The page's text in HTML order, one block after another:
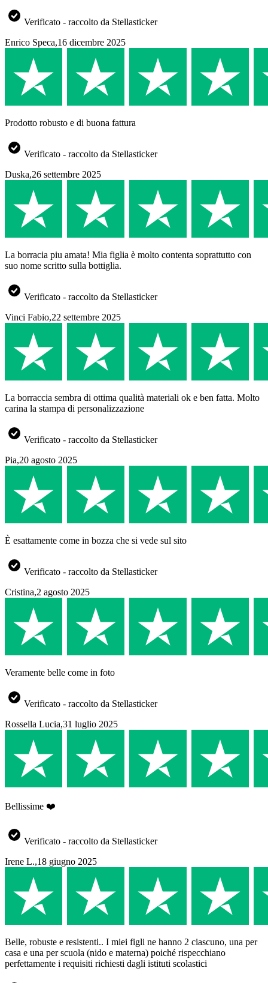
Verificato - raccolto da Stellasticker
Enrico Speca,16 dicembre 2025
Prodotto robusto e di buona fattura
Verificato - raccolto da Stellasticker
Duska,26 settembre 2025
La borracia piu amata! Mia figlia è molto contenta soprattutto con
suo nome scritto sulla bottiglia.
Verificato - raccolto da Stellasticker
Vinci Fabio,22 settembre 2025
La borraccia sembra di ottima qualità materiali ok e ben fatta. Molto
carina la stampa di personalizzazione
Verificato - raccolto da Stellasticker
Pia,20 agosto 2025
È esattamente come in bozza che si vede sul sito
Verificato - raccolto da Stellasticker
Cristina,2 agosto 2025
Veramente belle come in foto
Verificato - raccolto da Stellasticker
Rossella Lucia,31 luglio 2025
Bellissime ❤️
Verificato - raccolto da Stellasticker
Irene L.,18 giugno 2025
Belle, robuste e resistenti.. I miei figli ne hanno 2 ciascuno, una per
casa e una per scuola (nido e materna) poiché rispecchiano
perfettamente i requisiti richiesti dagli istituti scolastici